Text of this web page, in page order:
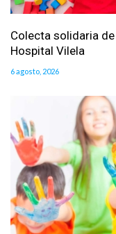
Colecta solidaria
Hospital Vilela
6 agosto, 2026